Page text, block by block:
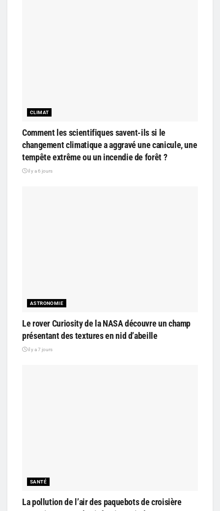
CLIMAT
Comment les scientifiques savent-ils si le
changement climatique a aggravé une canicule, une
tempête extrême ou un incendie de forêt ?
il y a 6 jours
ASTRONOMIE
Le rover Curiosity de la NASA découvre un champ
présentant des textures en nid d’abeille
il y a 7 jours
SANTÉ
La pollution de l’air des paquebots de croisière